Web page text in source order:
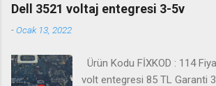
Dell 3521 voltaj entegresi 3-5v
-Ocak 13, 2022
Ürün Kodu FİXKOD : 114
volt entegresi 85 TL Garanti